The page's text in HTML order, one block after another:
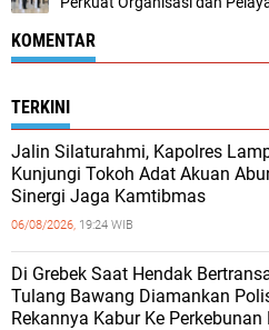
KOMENTAR
TERKINI
Jalin Silaturahmi, Kapolres
Kunjungi Tokoh Adat Akuan
Sinergi Jaga Kamtibmas
06/08/2026, 19:24 WIB
Di Grebek Saat Hendak
Tulang Bawang Diamankan
Rekannya Kabur Ke Perkebunan